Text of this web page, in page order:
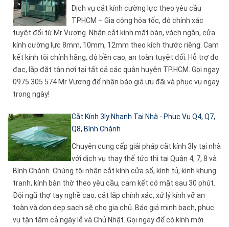
Dịch vụ cắt kính cường lực theo yêu cầu
TPHCM – Gia công hỏa tốc, độ chính xác
tuyệt đối từ Mr Vượng. Nhận cắt kính mặt bàn, vách ngăn, cửa
kính cường lực 8mm, 10mm, 12mm theo kích thước riêng. Cam
kết kính tôi chính hãng, độ bền cao, an toàn tuyệt đối. Hỗ trợ đo
đạc, lắp đặt tận nơi tại tất cả các quận huyện TP.HCM. Gọi ngay
0975 305 574 Mr Vượng để nhận báo giá ưu đãi và phục vụ ngay
trong ngày!
Cắt Kính 3ly Nhanh Tại Nhà - Phục Vụ Q4, Q7,
Q8, Bình Chánh
Chuyên cung cấp giải pháp cắt kính 3ly tại nhà
với dịch vụ thay thế tức thì tại Quận 4, 7, 8 và
Bình Chánh. Chúng tôi nhận cắt kính cửa sổ, kính tủ, kính khung
tranh, kính bàn thờ theo yêu cầu, cam kết có mặt sau 30 phút.
Đội ngũ thợ tay nghề cao, cắt lắp chính xác, xử lý kính vỡ an
toàn và dọn dẹp sạch sẽ cho gia chủ. Báo giá minh bạch, phục
vụ tận tâm cả ngày lễ và Chủ Nhật. Gọi ngay để có kính mới